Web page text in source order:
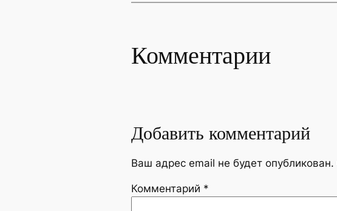
Комментарии
Добавить комментарий
Ваш адрес email не будет опубликован.
Комментарий *